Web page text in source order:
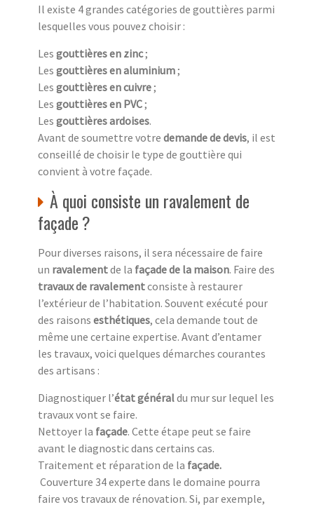
Il existe 4 grandes catégories de gouttières parmi
lesquelles vous pouvez choisir :
Les gouttières en zinc;
Les gouttières en aluminium ;
Les gouttières en cuivre ;
Les gouttières en PVC ;
Les gouttières ardoises.
Avant de soumettre votre demande de devis, il est
conseillé de choisir le type de gouttière qui
convient à votre façade.
À quoi consiste un ravalement de
façade ?
Pour diverses raisons, il sera nécessaire de faire
un ravalementde la façade de la maison. Faire des
travaux de ravalementconsiste à restaurer
l’extérieur de l’habitation. Souvent exécuté pour
des raisons esthétiques, cela demande tout de
même une certaine expertise. Avant d’entamer
les travaux, voici quelques démarches courantes
des artisans :
Diagnostiquer l’état généraldu mur sur lequel les
travaux vont se faire.
Nettoyer la façade. Cette étape peut se faire
avant le diagnostic dans certains cas.
Traitement et réparation de la façade.
Couverture 34 experte dans le domaine pourra
faire vos travaux de rénovation. Si, par exemple,